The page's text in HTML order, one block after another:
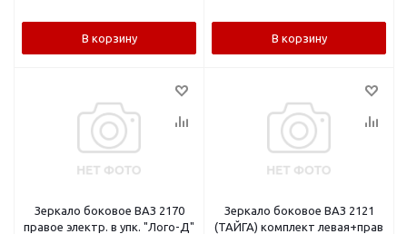
В корзину В корзину
Зеркало боковое ВАЗ 2170
правое электр. в упк. "Лого-Д"
Зеркало боковое ВАЗ 2121
(ТАЙГА) комплект левая+прав